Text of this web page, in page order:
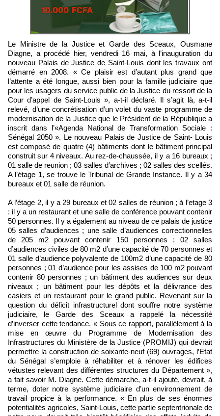
Le Ministre de la Justice et Garde des Sceaux, Ousmane
Diagne, a procédé hier, vendredi 16 mai, à l’inauguration du
nouveau Palais de Justice de Saint-Louis dont les travaux ont
démarré en 2008. « Ce plaisir est d’autant plus grand que
l’attente a été longue, aussi bien pour la famille judiciaire que
pour les usagers du service public de la Justice du ressort de la
Cour d’appel de Saint-Louis », a-t-il déclaré. Il s’agit là, a-t-il
relevé, d’une concrétisation d’un volet du vaste programme de
modernisation de la Justice que le Président de la République a
inscrit dans l’«Agenda National de Transformation Sociale :
Sénégal 2050 ». Le nouveau Palais de Justice de Saint- Louis
est composé de quatre (4) bâtiments dont le bâtiment principal
construit sur 4 niveaux. Au rez-de-chaussée, il y a 16 bureaux ;
01 salle de reunion ; 03 salles d’archives ; 02 salles des scellés.
A l’étage 1, se trouve le Tribunal de Grande Instance. Il y a 34
bureaux et 01 salle de réunion.
A l’étage 2, il y a 29 bureaux et 02 salles de réunion ; à l’etage 3
: il y a un restaurant et une salle de conférence pouvant contenir
50 personnes. Il y a également au niveau de ce palais de justice
05 salles d’audiences ; une salle d’audiences correctionnelles
de 205 m2 pouvant contenir 150 personnes ; 02 salles
d’audiences civiles de 80 m2 d’une capacité de 70 personnes et
01 salle d’audience polyvalente de 100m2 d’une capacité de 80
personnes ; 01 d’audience pour les assises de 100 m2 pouvant
contenir 80 personnes ; un bâtiment des audiences sur deux
niveaux ; un bâtiment pour les dépôts et la délivrance des
casiers et un restaurant pour le grand public. Revenant sur la
question du déficit infrastructurel dont souffre notre système
judiciaire, le Garde des Sceaux a rappelé la nécessité
d’inverser cette tendance. « Sous ce rapport, parallèlement à la
mise en œuvre du Programme de Modernisation des
Infrastructures du Ministère de la Justice (PROMIJ) qui devrait
permettre la construction de soixante-neuf (69) ouvrages, l’Etat
du Sénégal s’emploie à réhabiliter et à rénover les édifices
vétustes relevant des différentes structures du Département »,
a fait savoir M. Diagne. Cette démarche, a-t-il ajouté, devrait, à
terme, doter notre système judiciaire d’un environnement de
travail propice à la performance. « En plus de ses énormes
potentialités agricoles, Saint-Louis, cette partie septentrionale de